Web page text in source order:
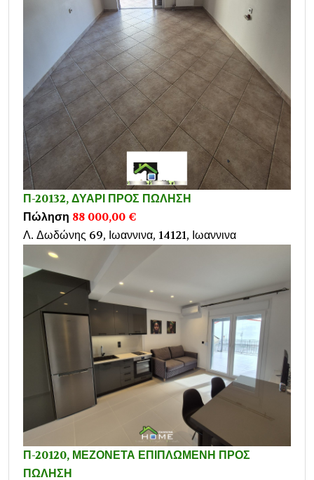
Π-20132, ΔΥΑΡΙ ΠΡΟΣ ΠΩΛΗΣΗ
Πώληση 88 000,00 €
Λ. Δωδώνης 69, Ιωαννινα, 14121, Ιωαννινα
Π-20120, ΜΕΖΟΝΕΤΑ ΕΠΙΠΛΩΜΕΝΗ ΠΡΟΣ
ΠΩΛΗΣΗ